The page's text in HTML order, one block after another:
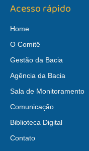
Acesso rápido
Home
O Comitê
Gestão da Bacia
Agência da Bacia
Sala de Monitoramento
Comunicação
Biblioteca Digital
Contato